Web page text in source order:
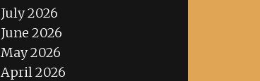
July 2026
June 2026
May 2026
April 2026